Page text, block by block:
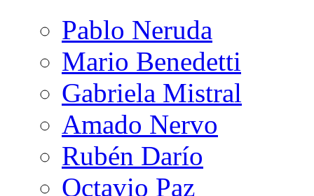
Pablo Neruda
Mario Benedetti
Gabriela Mistral
Amado Nervo
Rubén Darío
Octavio Paz